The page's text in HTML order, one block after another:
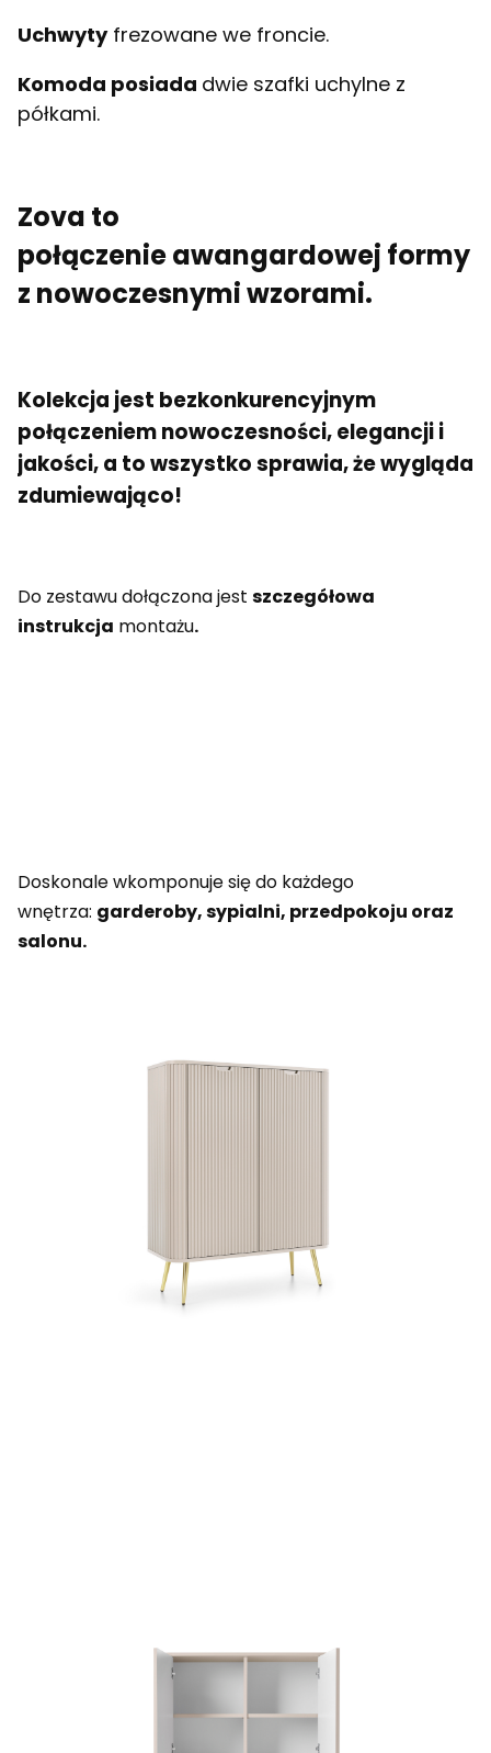
Uchwytyfrezowane we froncie.
Komoda posiada dwie szafki uchylne z
półkami.
Zova to
połączenie awangardowej formy
z nowoczesnymi wzorami.
Kolekcja jest bezkonkurencyjnym
połączeniem nowoczesności, elegancji i
jakości, a to wszystko sprawia, że wygląda
zdumiewająco!
Do zestawu dołączona jest szczegółowa
instrukcja montażu.
Doskonale wkomponuje się do każdego
wnętrza: garderoby, sypialni, przedpokoju oraz
salonu.